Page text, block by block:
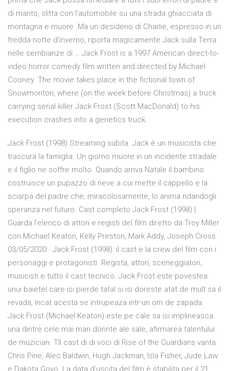
di marito, slitta con l'automobile su una strada ghiacciata di
montagna e muore. Ma un desiderio di Charlie, espresso in un
fredda notte d'inverno, riporta magicamente Jack sulla Terra
nelle sembianze di … Jack Frost is a 1997 American direct-to-
video horror comedy film written and directed by Michael
Cooney. The movie takes place in the fictional town of
Snowmonton, where (on the week before Christmas) a truck
carrying serial killer Jack Frost (Scott MacDonald) to his
execution crashes into a genetics truck.
Jack Frost (1998) Streaming subita. Jack è un musicista che
trascura la famiglia. Un giorno muore in un incidente stradale
e il figlio ne soffre molto. Quando arriva Natale il bambino
costruisce un pupazzo di neve a cui mette il cappello e la
sciarpa del padre che, miracolosamente, lo anima ridandogli
speranza nel futuro. Cast completo Jack Frost (1998) |
Guarda l'elenco di attori e registi del film diretto da Troy Miller
con Michael Keaton, Kelly Preston, Mark Addy, Joseph Cross
03/05/2020 · Jack Frost (1998): il cast e la crew del film con i
personaggi e protagonisti. Regista, attori, sceneggiatori,
musicisti e tutto il cast tecnico. Jack Frost este povestea
unui baietel care isi pierde tatal si isi doreste atat de mult sa il
revada, incat acesta se intrupeaza intr-un om de zapada.
Jack Frost (Michael Keaton) este pe cale sa isi implineasca
una dintre cele mai mari dorinte ale sale, afirmarea talentului
de muzician. TIl cast di di voci di Rise of the Guardians vanta
Chris Pine, Alec Baldwin, Hugh Jackman, Isla Fisher, Jude Law